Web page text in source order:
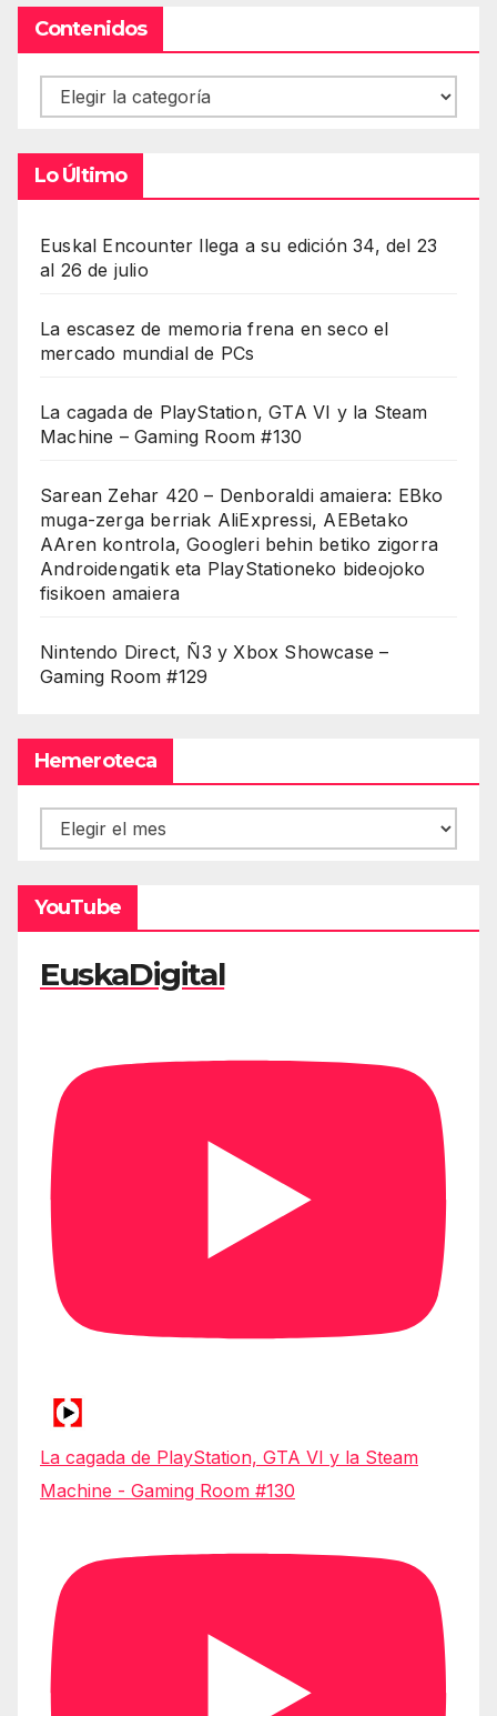
Contenidos
Contenidos
Lo Último
Euskal Encounter llega a su edición 34, del 23
al 26 de julio
La escasez de memoria frena en seco el
mercado mundial de PCs
La cagada de PlayStation, GTA VI y la Steam
Machine – Gaming Room #130
Sarean Zehar 420 – Denboraldi amaiera: EBko
muga-zerga berriak AliExpressi, AEBetako
AAren kontrola, Googleri behin betiko zigorra
Androidengatik eta PlayStationeko bideojoko
fisikoen amaiera
Nintendo Direct, Ñ3 y Xbox Showcase –
Gaming Room #129
Hemeroteca
Hemeroteca
YouTube
EuskaDigital
La cagada de PlayStation, GTA VI y la Steam
Machine - Gaming Room #130